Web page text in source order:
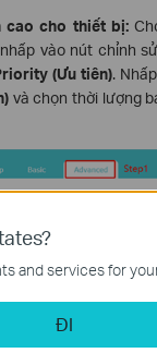
cao cho thiết bị:
vào nút chỉnh
(Ưu tiên).
và chọn thời lượng
and services for
ĐI